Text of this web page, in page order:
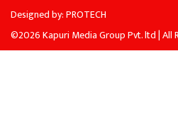
Designed by:PROTECH
©2026 Kapuri Media Group Pvt. ltd | All